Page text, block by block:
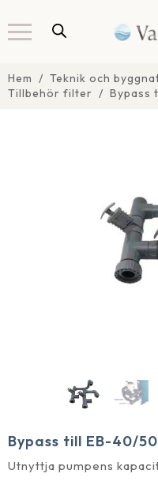
Hem Teknik och
Tillbehör filter
Bypass
Bypass till EB-40/
Utnyttja pumpens